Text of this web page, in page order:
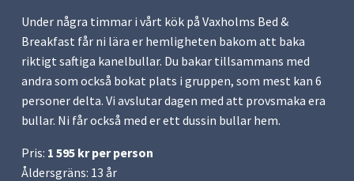
Under några timmar i vårt kök på Vaxholms Bed &
Breakfast får ni lära er hemligheten bakom att baka
riktigt saftiga kanelbullar. Du bakar tillsammans med
andra som också bokat plats i gruppen, som mest kan 6
personer delta. Vi avslutar dagen med att provsmaka era
bullar. Ni får också med er ett dussin bullar hem.
Pris: 1 595 kr per person
Åldersgräns: 13 år